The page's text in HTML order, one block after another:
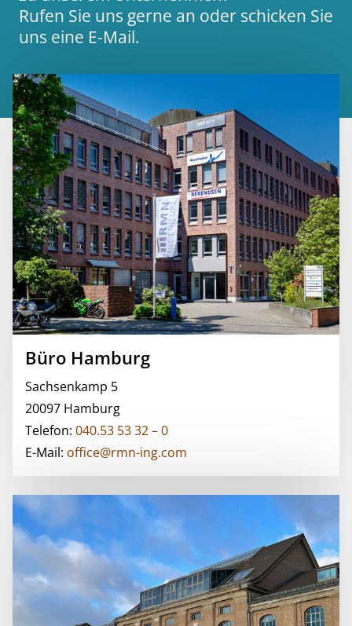
Rufen Sie uns gerne an oder schicken Sie
uns eine E-Mail.
Büro Hamburg
Sachsenkamp 5
20097 Hamburg
Telefon: 040.53 53 32 – 0
E-Mail: office@rmn-ing.com